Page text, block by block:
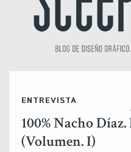
ENTREVISTA
100% Nacho
(Volumen. I)